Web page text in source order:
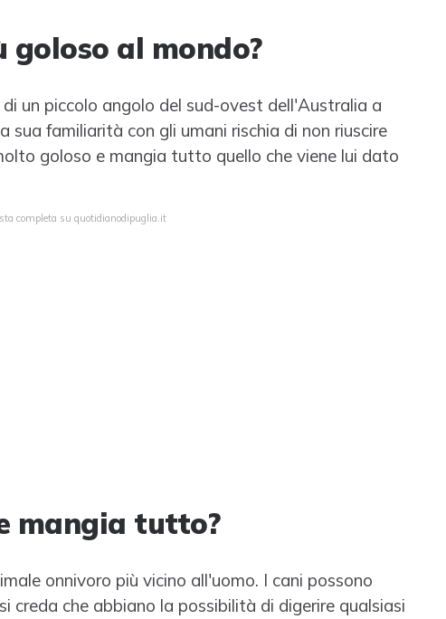
al mondo?
un piccolo angolo del sud-ovest dell'Australia a
sua familiarità con gli umani rischia di non riuscire
goloso e mangia tutto quello che viene lui dato
completa su quotidianodipuglia.it
mangia tutto?
onnivoro più vicino all'uomo. I cani possono
creda che abbiano la possibilità di digerire qualsiasi